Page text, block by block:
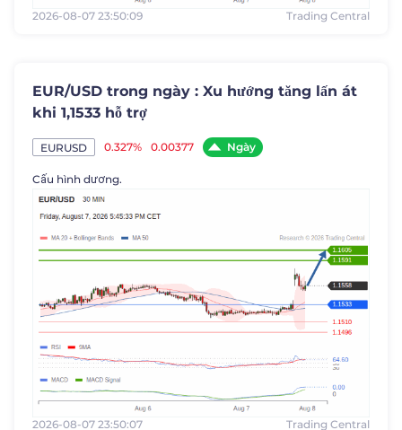
2026-08-07 23:50:09 Trading Central
EUR/USD trong ngày : Xu hướng tăng lấn át
khi 1,1533 hỗ trợ
EURUSD 0.327% 0.00377 Ngày
Cấu hình dương.
2026-08-07 23:50:07 Trading Central